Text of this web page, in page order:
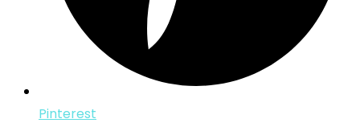
Pinterest